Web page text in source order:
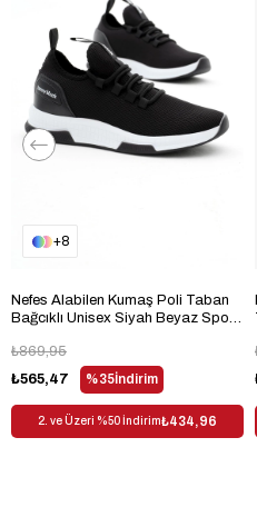
8
Nefes Alabilen Kumaş Poli Taban
Bağcıklı Unisex Siyah Beyaz Spor
%35İndirim
₺565,47
₺869,95
2. ve Üzeri %50 İndirim₺434,96